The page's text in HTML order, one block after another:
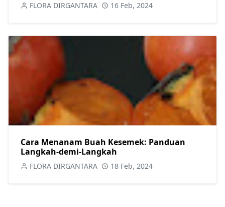
FLORA DIRGANTARA 16 Feb, 2024
Cara Menanam Buah Kesemek: Panduan
Langkah-demi-Langkah
FLORA DIRGANTARA 18 Feb, 2024